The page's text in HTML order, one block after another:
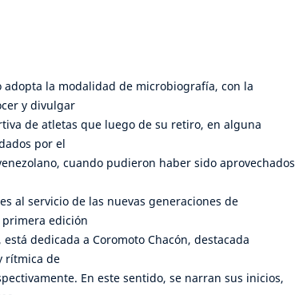
adopta la modalidad de microbiografía, con la
y divulgar
de atletas que luego de su retiro, en alguna
por el
cuando pudieron haber sido aprovechados
al servicio de las nuevas generaciones de
edición
dedicada a Coromoto Chacón, destacada
rítmica de
En este sentido, se narran sus inicios,